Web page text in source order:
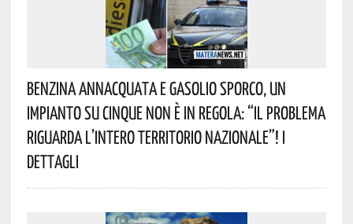
Benzina Annacquata E Gasolio Sporco, Un
Impianto Su Cinque Non È In Regola: “il Problema
Riguarda L’intero Territorio Nazionale”! I
Dettagli